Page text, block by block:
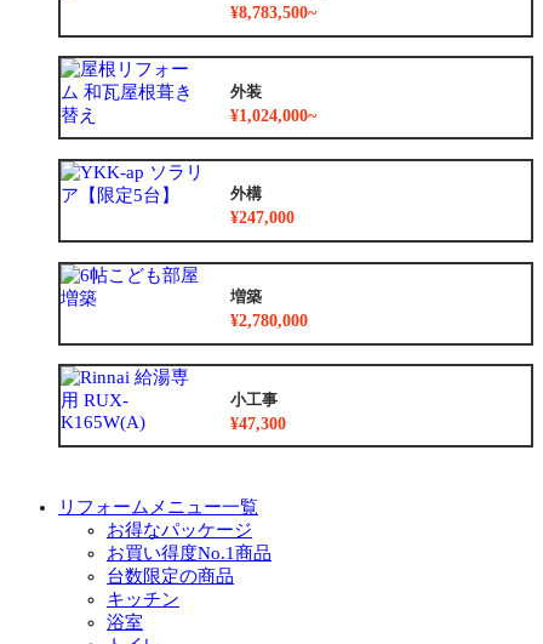
¥8,783,500~
外装
¥1,024,000~
外構
¥247,000
増築
¥2,780,000
小工事
¥47,300
リフォームメニュー一覧
お得なパッケージ
お買い得度No.1商品
台数限定の商品
キッチン
浴室